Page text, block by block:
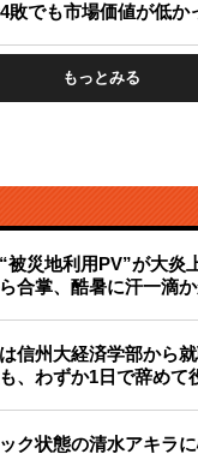
敗でも市場価値が低か
もっとみる
被災地利用PV”が大炎
合掌、酷暑に汗一滴
信州大経済学部から
、わずか1日で辞めて
ク状態の清水アキラ